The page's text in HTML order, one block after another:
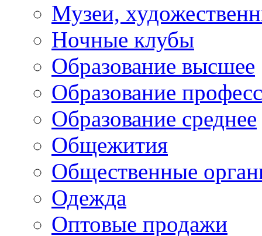
Музеи,
Ночные клубы
Образование высшее
Образование
Образование среднее
Общежития
Общественные
Одежда
Оптовые продажи